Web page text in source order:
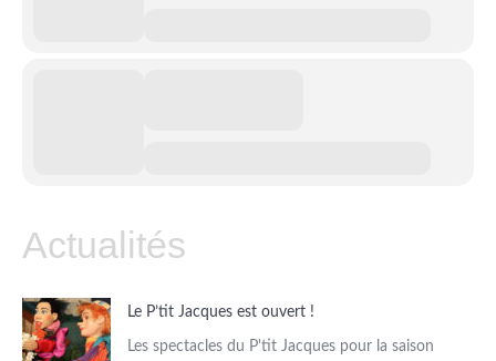
Actualités
Le P’tit Jacques est ouvert !
Les spectacles du P'tit Jacques pour la saison